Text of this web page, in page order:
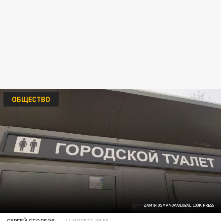
ZAMIR USMANOV/GLOBAL LOOK PRESS
ОБЩЕСТВО